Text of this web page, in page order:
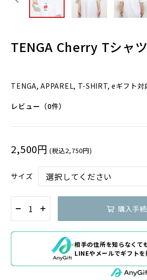
TENGA Cherry Tシャツ
TENGA, APPAREL, T-SHIRT, eギフト対
レビュー（0件）
2,500円 (税込2,750円)
サイズ
購入手
相手の住所を知らなくて
LINEやメールでギフトを